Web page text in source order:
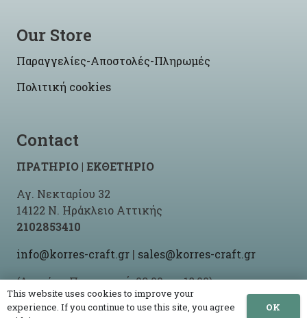
Our Store
Παραγγελίες-Αποστολές-Πληρωμές
Πολιτική cookies
Contact
ΠΡΑΤΗΡΙΟ | ΕΚΘΕΤΗΡΙΟ
Αγ. Νεκταρίου 32
14122 Ν. Ηράκλειο Αττικής
2102853410
info@korres-craft.gr | sales@korres-craft.gr
(Δευτέρα-Παρασκευή: 09:00 ως 18:00)
This website uses cookies to improve your
experience. If you continue to use this site, you agree
OK